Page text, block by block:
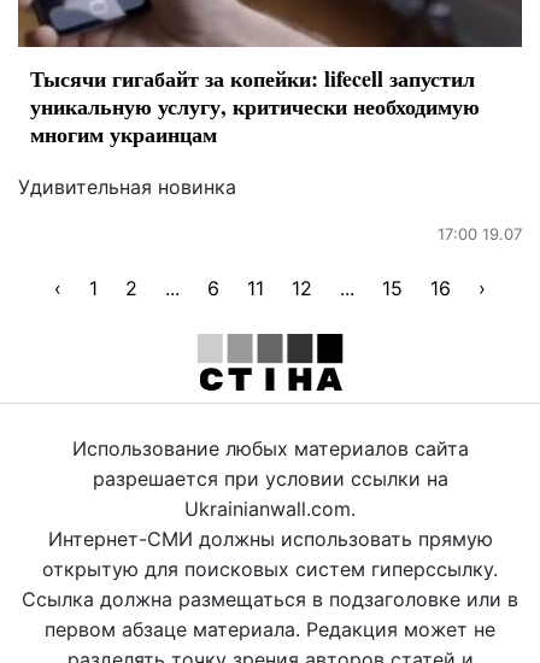
Тысячи гигабайт за копейки: lifecell запустил
уникальную услугу, критически необходимую
многим украинцам
Удивительная новинка
17:00 19.07
‹ 1 2 ... 6 11 12 ... 15 16 ›
Использование любых материалов сайта
разрешается при условии ссылки на
Ukrainianwall.com.
Интернет-СМИ должны использовать прямую
открытую для поисковых систем гиперссылку.
Ссылка должна размещаться в подзаголовке или в
первом абзаце материала. Редакция может не